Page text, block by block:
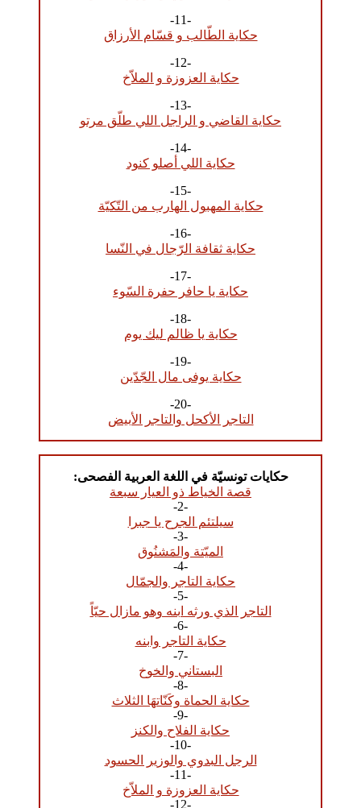
-11-
حكاية الطّالب و قسّام الأرزاق
-12-
حكاية العزوزة و الملاّخ
-13-
حكاية القاضي و الراجل اللي طلّق مرتو
-14-
حكاية اللي أصلو كنود
-15-
حكاية المهبول الهارب من التّكيّة
-16-
حكاية ثقافة الرّجال في النّسا
-17-
حكاية يا حافر حفرة السّوء
-18-
حكاية يا ظالم ليك يوم
-19-
حكاية يوفى مال الجّدّين
-20-
التاجر الأكحل والتاجر الأبيض
حكايات تونسيّة في اللغة العربية الفصحى:
قصة الخياط ذو العيار سبعة
-2-
سيلتئم الجرح يا جبرا
-3-
الميّتة والمَشنُوق
-4-
حكاية التاجر والجمّال
-5-
التاجر الذي ورثه ابنه وهو مازال حيّاً
-6-
حكاية التاجر وابنه
-7-
البستاني والخوخ
-8-
حكاية الحماة وكَنّاتهَا الثلاث
-9-
حكاية الفلاح والكنز
-10-
الرجل البدوي والوزير الحسود
-11-
حكاية العزوزة و الملاّخ
-12-